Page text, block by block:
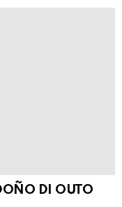
DI OUTO